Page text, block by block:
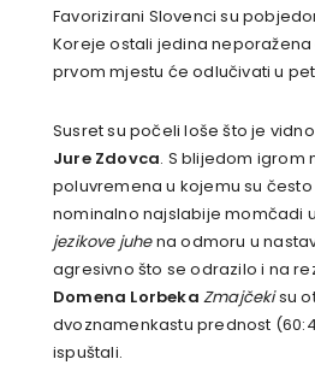
Favorizirani Slovenci su
Koreje ostali jedina neporažena
prvom mjestu će odlučivati u
Susret su počeli loše što je
Jure Zdovca. S blijedom igrom
poluvremena u kojemu su
nominalno najslabije momčadi
jezikove juhena odmoru u
agresivno što se odrazilo i na
Domena Lorbeka Zmajčekisu
dvoznamenkastu prednost
ispuštali.